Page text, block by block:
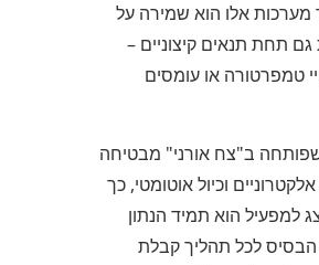
מערכות אלו הוא שמירה על
גם תחת תנאים קיצוניים –
טמפרטורה או עומסים
שפותחה ב"צח אורני" מבטיחה
וכיול אוטומטי, כך
למפעיל הוא תמיד הנתון
הבסיס לכל תהליך קבלת